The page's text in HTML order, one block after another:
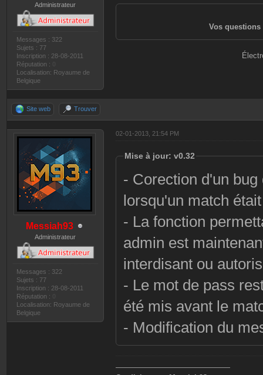
Administrateur
Messages : 322
Sujets : 77
Inscription : 28-08-2011
Réputation :
Localisation: Royaume de
Belgique
Vos questions
Site web Trouver
Messiah93
Administrateur
Messages : 322
Sujets : 77
Inscription : 28-08-2011
Réputation :
Localisation: Royaume de
Belgique
02-01-2013, 21:54 PM
Mise à jour: v0.32
- Corection d'un
lorsqu'un match
- La fonction
admin est
interdisant ou
- Le mot de pass
été mis avant le
- Modification du
———————————————